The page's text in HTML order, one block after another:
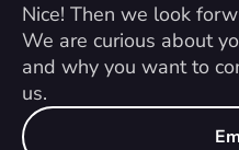
Nice! Then we look
We are curious about
and why you want to
us.